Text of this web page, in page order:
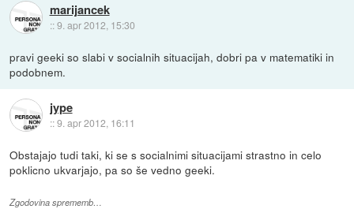
marijancek
::9. apr 2012, 15:30
pravi geeki so slabi v socialnih situacijah, dobri pa v matematiki in
podobnem.
jype
::9. apr 2012, 16:11
Obstajajo tudi taki, ki se s socialnimi situacijami strastno in celo
poklicno ukvarjajo, pa so še vedno geeki.
Zgodovina sprememb…